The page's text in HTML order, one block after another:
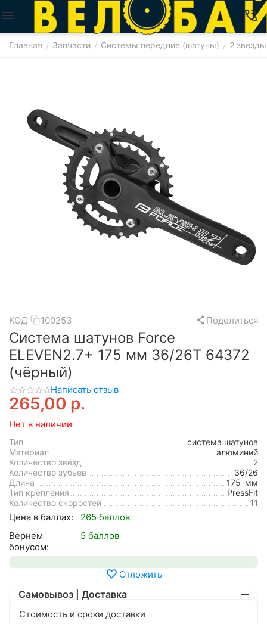
Главная / Запчасти / Системы передние (шатуны) / 2 звезды
КОД: 100253 Поделиться
Система шатунов Force
ELEVEN2.7+ 175 мм 36/26T 64372
(чёрный)
Написать отзыв
265,00 р.
Нет в наличии
Тип
система шатунов
Материал
алюминий
Количество звёзд
2
Количество зубьев
36/26
Длина
175 мм
Тип крепления
PressFit
Количество скоростей
11
Цена в баллах:
265 баллов
Вернем
бонусом:
5 баллов
Отложить
Самовывоз | Доставка
Стоимость и сроки доставки